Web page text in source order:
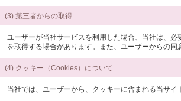
(3) 第三者からの取得
ユーザーが当社サービスを利用した場合、当社は、
を取得する場合があります。また、ユーザーからの
(4) クッキー（Cookies）について
当社では、ユーザーから、クッキーに含まれる当サ